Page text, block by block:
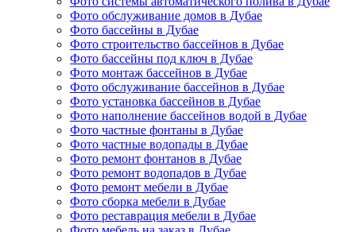
Фото обслуживание домов в Дубае
Фото бассейны в Дубае
Фото строительство бассейнов в Дубае
Фото бассейны под ключ в Дубае
Фото монтаж бассейнов в Дубае
Фото обслуживание бассейнов в Дубае
Фото установка бассейнов в Дубае
Фото наполнение бассейнов водой в Дубае
Фото частные фонтаны в Дубае
Фото частные водопады в Дубае
Фото ремонт фонтанов в Дубае
Фото ремонт водопадов в Дубае
Фото ремонт мебели в Дубае
Фото сборка мебели в Дубае
Фото реставрация мебели в Дубае